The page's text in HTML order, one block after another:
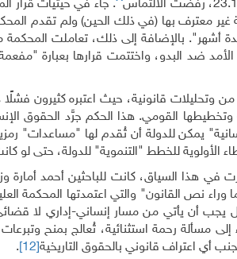
. جاء في حيثيات قرار
أشهر". بالإضافة إلى ذلك، تعاملت
ضد البدو، واختتمت قرارها بعبارة
من وتحليلات قانونية، حيث اعتبره كثيرون
القومي. هذا الحكم جرَّد الحقوق
يمكن للدولة أن تُقدم لها "مساعدات"
الأولوية للخطط "التنموية" للدولة، حتى لو
في هذا السياق، كانت للباحثين أحمد
وراء نص القانون" والتي اعتمدتها المحكمة
يجب أن يأتي من مسار إنساني-إداري لا
إلى مسألة رحمة استثنائية، تُعالج بمنح
أي اعتراف قانوني بالحقوق التاريخية[12]
.